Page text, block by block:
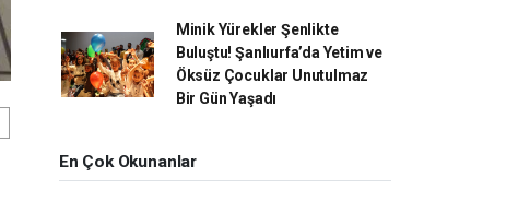
Minik Yürekler Şenlikte
Buluştu! Şanlıurfa’da Yetim ve
Öksüz Çocuklar Unutulmaz
Bir Gün Yaşadı
En Çok Okunanlar